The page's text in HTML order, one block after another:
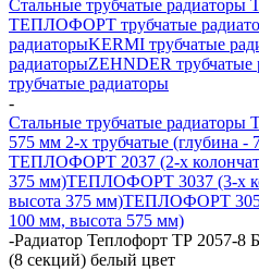
Стальные трубчатые
ТЕПЛОФОРТ трубчатые
радиаторыKERMI трубчатые
радиаторыZEHNDER трубчатые
трубчатые радиаторы
-
Стальные трубчатые
575 мм 2-х трубчатые (глубина -
ТЕПЛОФОРТ 2037 (2-х
375 мм)ТЕПЛОФОРТ 3037 (3-х
высота 375 мм)ТЕПЛОФОРТ 3057
100 мм, высота 575 мм)
-Радиатор Теплофорт ТР 2057-8
(8 секций) белый цвет